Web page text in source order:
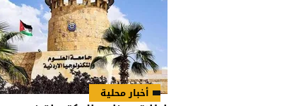
أخبار محلية